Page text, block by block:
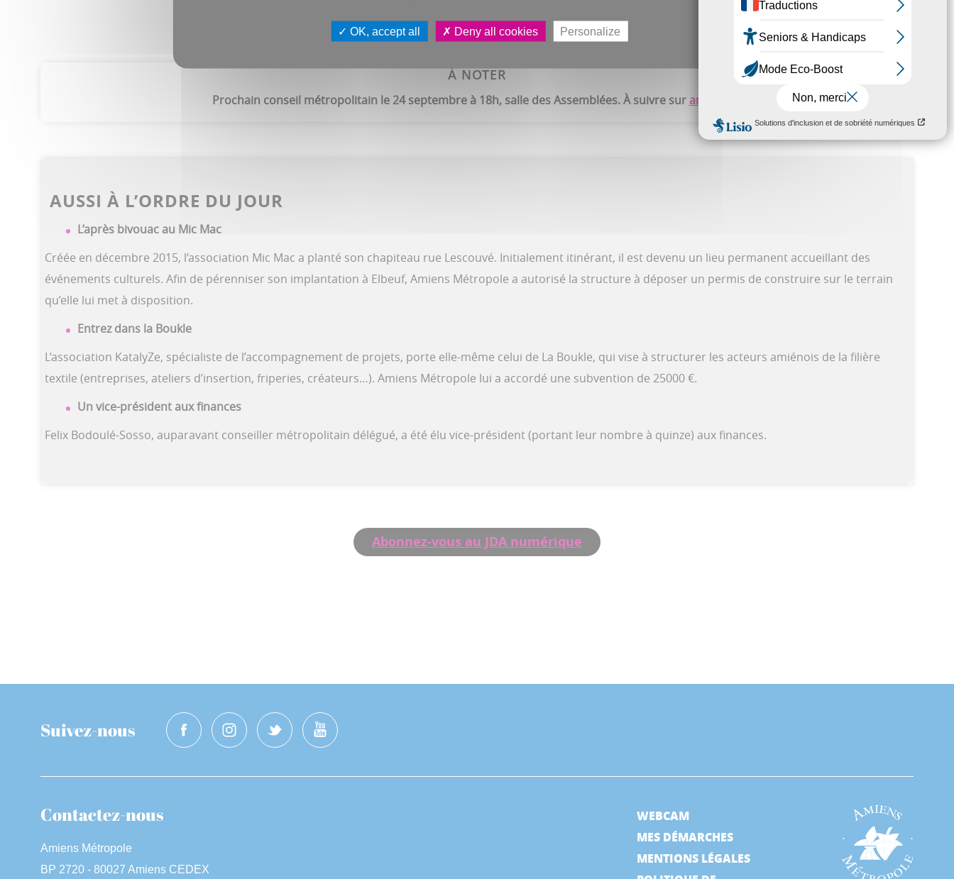
Simon Playoult
À NOTER
Prochain conseil métropolitain le 24 septembre à 18h, salle des Assemblées. À suivre sur amiens.fr
AUSSI À L’ORDRE DU JOUR
L’après bivouac au Mic Mac
Créée en décembre 2015, l’association Mic Mac a planté son chapiteau rue Lescouvé. Initialement itinérant, il est devenu un lieu permanent accueillant des
événements culturels. Afin de pérenniser son implantation à Elbeuf, Amiens Métropole a autorisé la structure à déposer un permis de construire sur le terrain
qu’elle lui met à disposition.
Entrez dans la Boukle
L’association KatalyZe, spécialiste de l’accompagnement de projets, porte elle-même celui de La Boukle, qui vise à structurer les acteurs amiénois de la filière
textile (entreprises, ateliers d’insertion, friperies, créateurs…). Amiens Métropole lui a accordé une subvention de 25000 €.
Un vice-président aux finances
Felix Bodoulé-Sosso, auparavant conseiller métropolitain délégué, a été élu vice-président (portant leur nombre à quinze) aux finances.
Abonnez-vous au JDA numérique
Suivez-nous
Contactez-nous
Amiens Métropole
BP 2720 - 80027 Amiens CEDEX
WEBCAM
MES DÉMARCHES
MENTIONS LÉGALES
OK, accept all Deny all cookies Personalize